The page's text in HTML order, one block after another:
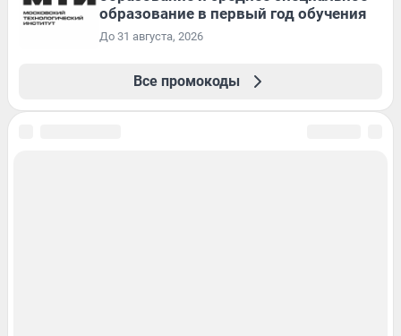
образование в первый год обучения
До 31 августа, 2026
Все промокоды